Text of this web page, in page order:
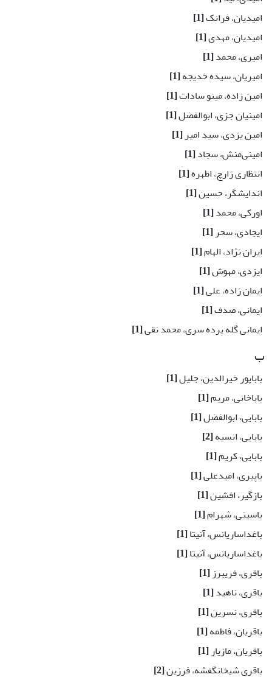
امیدیان، فرانک[1]
امیدیان، مهدی[1]
امیری، محمد[1]
امیریان، سیده خدیجه[1]
امین زاده، مینو سادات[1]
امینیان جزی، ابوالفضل[1]
امین یزدی، سید امیر[1]
امینی‌منش، سجاد[1]
انتظاری زارچ، اطهره[1]
اندایشگر، حسین[1]
اورکی، محمد[1]
ایجادی، سحر[1]
ایران نژاد، الهام[1]
ایزدی، مهوش[1]
ایمان زاده، علی[1]
ایمانی، صدف[1]
ایمانی گله پرده سری، محمد نقی[1]
ب
باباپور خیرالدین، جلیل[1]
باباخانی، مریم[1]
بابایی، ابوالفضل[1]
بابایی، انسیه[2]
بابایی، کریم[1]
باپیری، امیدعلی[1]
بازگیر، افشین[1]
باسیتی، شهرام[1]
باغداساریانس، آنیتا[1]
باغداساریانس، آنیتا[1]
باقری، فریبرز[1]
باقری، ناهید[1]
باقری، نسرین[1]
باقریان، فاطمه[1]
باقریان، مازیار[1]
باقری شیخانگفشه، فرزین[2]